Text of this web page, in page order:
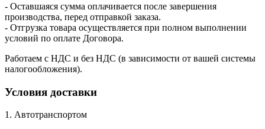
- Оставшаяся сумма оплачивается после завершения
производства, перед отправкой заказа.
- Отгрузка товара осуществляется при полном выполнении
условий по оплате Договора.
Работаем с НДС и без НДС (в зависимости от вашей системы
налогообложения).
Условия доставки
1. Автотранспортом